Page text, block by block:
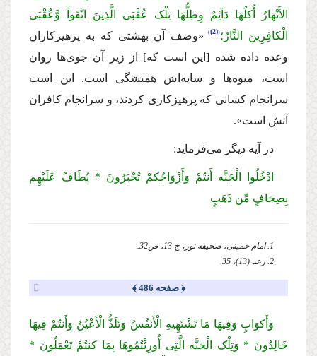
الأَنْهَارُ أُکلُهَا دَآئِمٌ وِظِلُّهَا تِلْک عُقْبَى الَّذِینَ اتَّقَواْ وَّعُقْبَى
الْکافِرِینَ النَّارُ؛ (2)
«وصف آن بهشتی که به پرهیزکاران
وعده داده شده [این است که] از زیر آن جوی‌ها روان
است، میوه‌ها و سایه‌اش همیشگی است. این است
سرانجام کسانی که پرهیزکاری کردند، و سرانجام کافران
آتش است».
در آیه دیگر می‌فرماید:
ادْخُلُوا الْجَنَّه أَنتُمْ وَأَزْوَاجُکمْ تُحْبَرُونَ * یُطَافُ عَلَیْهِم
بِصِحَافٍ مِّن ذَهَبٍ
1. امام خمینی، صحیفه نور، ج 13، ص32.
2. رعد (13)، 35.
﴿ صفحه 486 ﴾
وَأَکوَابٍ وَفِیهَا مَا تَشْتَهِیهِ الْأَنفُسُ وَتَلَذُّ الْأَعْیُنُ وَأَنتُمْ فِیهَا
خَالِدُونَ * وَتِلْک الْجَنَّه الَّتِی أُورِثْتُمُوهَا بِمَا کنتُمْ تَعْمَلُونَ *